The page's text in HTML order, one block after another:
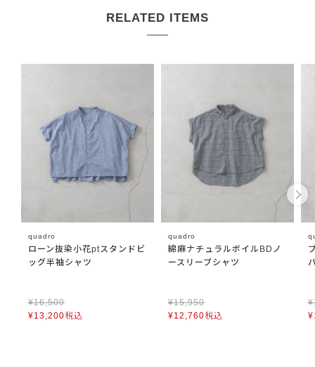
RELATED ITEMS
quadro
ローン抜染小花ptスタンドビ
ッグ半袖シャツ
¥16,500
¥13,200税込
quadro
綿麻ナチュラルボイルBDノ
ースリーブシャツ
¥15,950
¥12,760税込
¥
¥